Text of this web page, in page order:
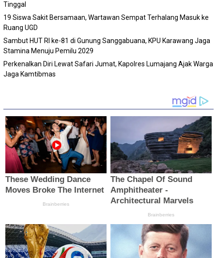
Tinggal
19 Siswa Sakit Bersamaan, Wartawan Sempat Terhalang Masuk ke
Ruang UGD
Sambut HUT RI ke-81 di Gunung Sanggabuana, KPU Karawang Jaga
Stamina Menuju Pemilu 2029
Perkenalkan Diri Lewat Safari Jumat, Kapolres Lumajang Ajak Warga
Jaga Kamtibmas